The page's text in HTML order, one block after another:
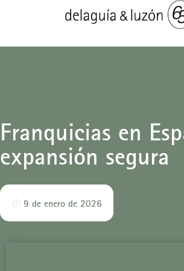
Franquicias en
expansión segura
9 de enero de 2026